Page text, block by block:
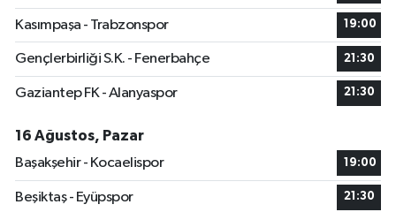
Kasımpaşa - Trabzonspor 19:00
Gençlerbirliği S.K. - Fenerbahçe 21:30
Gaziantep FK - Alanyaspor 21:30
16 Ağustos, Pazar
Başakşehir - Kocaelispor
19:00
Beşiktaş - Eyüpspor 21:30